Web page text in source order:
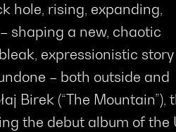
hole, rising, expanding,
shaping a new, chaotic
expressionistic
– both outside and
Birek (“The Mountain”),
the debut album of the